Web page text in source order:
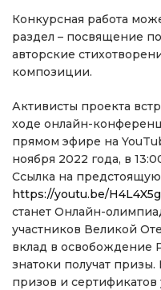
Конкурсная работа
раздел – посвящение
авторские
композиции.
Активисты проекта
ходе онлайн-
прямом эфире на
ноября 2022 года, в
Ссылка на
https://youtu.be/
станет Онлайн-
участников Великой
вклад в освобождение
знатоки получат
призов и сертификатов